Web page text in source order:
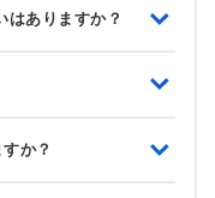
はありますか？
か？